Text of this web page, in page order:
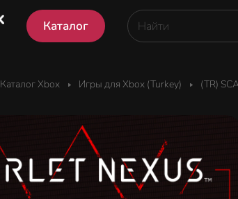
Каталог
Каталог Xbox Игры для Xbox (Turkey) (TR)